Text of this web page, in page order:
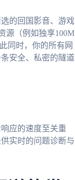
的回国影音、游戏
源（例如独享100M
同时，你的所有网
安全、私密的隧道
应的速度至关重
实时的问题诊断与